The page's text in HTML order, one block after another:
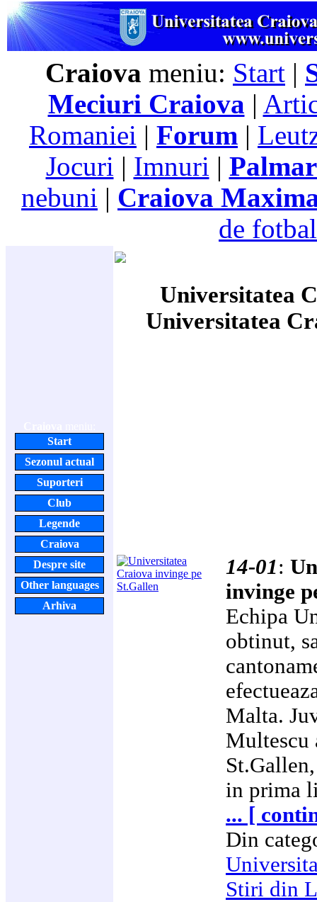
Craiova meniu: Start |
Meciuri Craiova |
Romaniei | Forum |
Jocuri | Imnuri |
nebuni | Craiova
de
Start
Sezonul actual
Suporteri
Club
Legende
Craiova
Despre site
Other languages
Arhiva
Universitatea
Universitatea
14-01:
invinge
Echipa
obtinut,
Malta.
Multescu
in prima
... [
Din
Stiri din